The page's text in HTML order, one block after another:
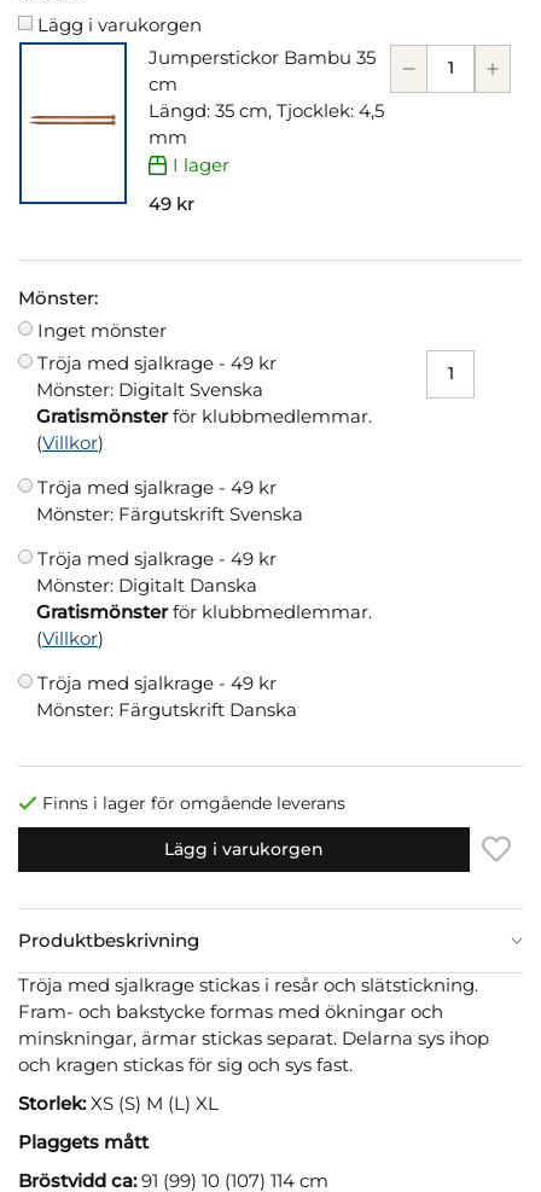
Lägg i varukorgen
Jumperstickor Bambu 35
cm
Längd: 35 cm, Tjocklek: 4,5
mm
I lager
49 kr
Mönster:
Inget mönster
Tröja med sjalkrage - 49 kr
Mönster: Digitalt Svenska
Gratismönsterför klubbmedlemmar.
(Villkor)
Tröja med sjalkrage - 49 kr
Mönster: Färgutskrift Svenska
Tröja med sjalkrage - 49 kr
Mönster: Digitalt Danska
Gratismönsterför klubbmedlemmar.
(Villkor)
Tröja med sjalkrage - 49 kr
Mönster: Färgutskrift Danska
Finns i lager för omgående leverans
Lägg i varukorgen
Produktbeskrivning
Tröja med sjalkrage stickas i resår och slätstickning.
Fram- och bakstycke formas med ökningar och
minskningar, ärmar stickas separat. Delarna sys ihop
och kragen stickas för sig och sys fast.
Storlek:XS (S) M (L) XL
Plaggets mått
Bröstvidd ca:91 (99) 10 (107) 114 cm